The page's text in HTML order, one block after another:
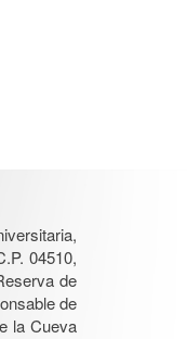
04510,
de
de
la Cueva